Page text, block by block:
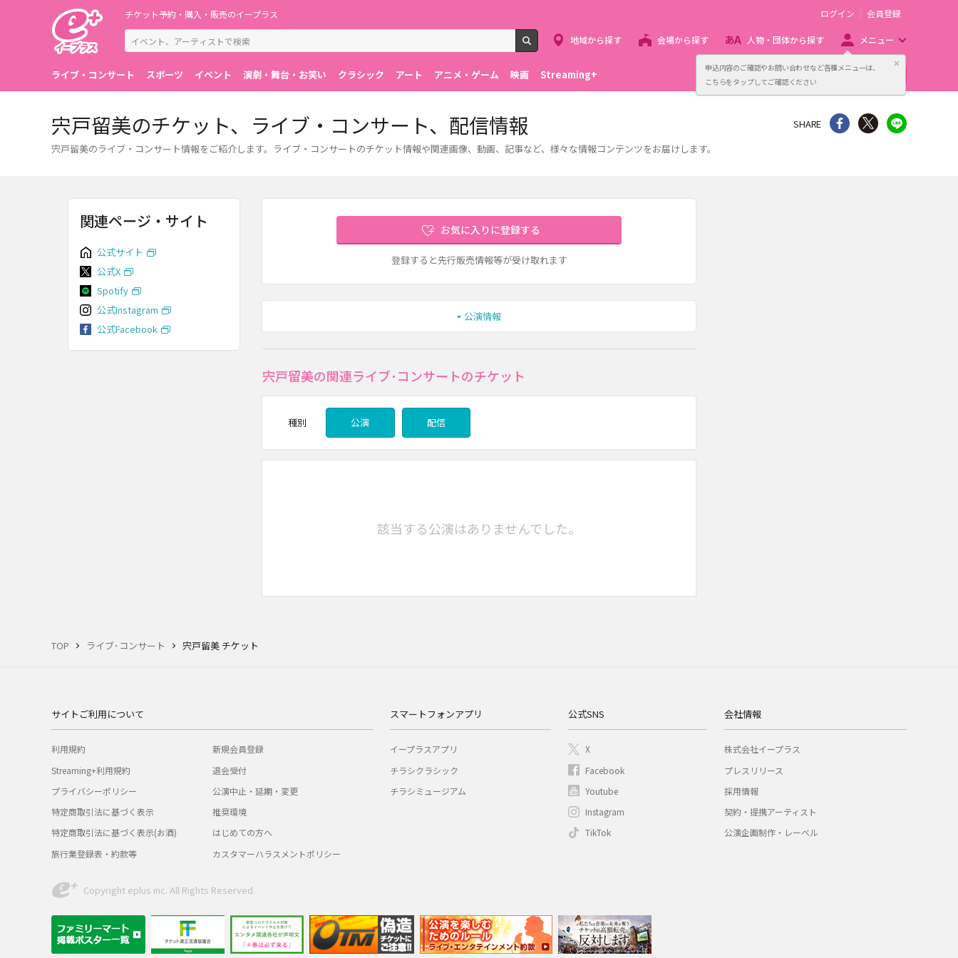
申込内容のご確認やお問い合わせなど各種メニューは、
こちらをタップしてご確認ください
閉じる
チケット予約・購入・販売のイープラス
検索
ログイン 会員登録
地域から探す 会場から探す 人物・団体から探す メニュー
ライブ・コンサート スポーツ イベント 演劇・舞台・お笑い クラシック アート アニメ・ゲーム 映画 Streaming+ 主催者向け販売サービス
TOP ライブ･コンサート 宍戸留美 チケット
宍戸留美のチケット、ライブ・コンサート、配信情報
宍戸留美のライブ・コンサート情報をご紹介します。ライブ・コンサートのチケット情報や関連画像、動画、記事など、様々な情報コンテンツをお届けします。
SHARE シェア Twitter
お気に入りに登録する
登録すると先行販売情報等が受け取れます
公演情報
宍戸留美の関連ライブ･コンサートのチケット
種別 公演 配信
該当する公演はありませんでした。
関連ページ・サイト
公式サイト
公式X
Spotify
公式Instagram
公式Facebook
サイトご利用について
利用規約
Streaming+利用規約
プライバシーポリシー
特定商取引法に基づく表示
特定商取引法に基づく表示(お酒)
旅行業登録表・約款等
新規会員登録
退会受付
公演中止・延期・変更
推奨環境
はじめての方へ
カスタマーハラスメントポリシー
スマートフォンアプリ
イープラスアプリ
チラシクラシック
チラシミュージアム
公式SNS
X
Facebook
Youtube
Instagram
TikTok
会社情報
株式会社イープラス
プレスリリース
採用情報
契約・提携アーティスト
公演企画制作・レーベル
Copyright eplus inc. All Rights Reserved.